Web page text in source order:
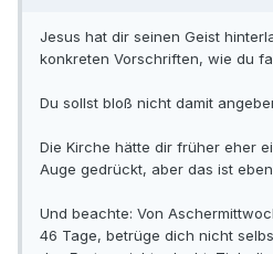
Jesus hat dir seinen Geist
konkreten Vorschriften, wie du
Du sollst bloß nicht damit
Die Kirche hätte dir früher eher
Auge gedrückt, aber das ist
Und beachte: Von
46 Tage, betrüge dich nicht